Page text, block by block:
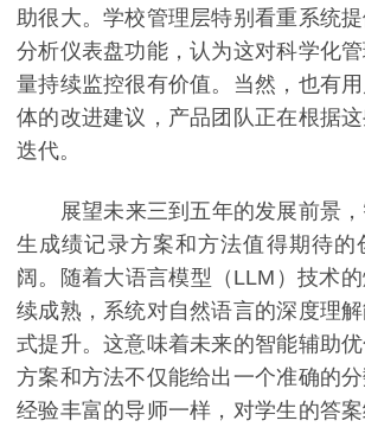
助很大。学校管理层特别看重系统
分析仪表盘功能，认为这对科学化
量持续监控很有价值。当然，也有
体的改进建议，产品团队正在根据
迭代。
展望未来三到五年的发展前景，
生成绩记录方案和方法值得期待的
阔。随着大语言模型（LLM）技术
续成熟，系统对自然语言的深度理
式提升。这意味着未来的智能辅助
方案和方法不仅能给出一个准确的
经验丰富的导师一样，对学生的答